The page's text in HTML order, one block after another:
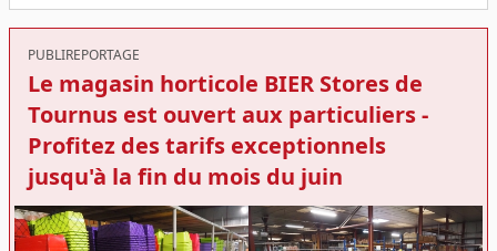
PUBLIREPORTAGE
Le magasin horticole BIER Stores de
Tournus est ouvert aux particuliers -
Profitez des tarifs exceptionnels
jusqu'à la fin du mois du juin